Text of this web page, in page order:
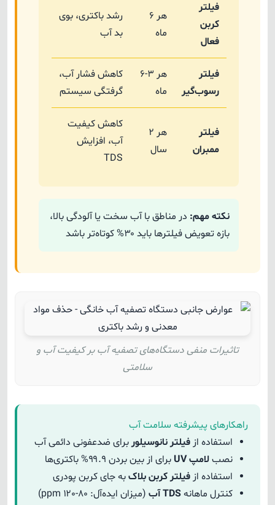
فیلتر
کربن
فعال
هر ۶
ماه
رشد باکتری، بوی
بد آب
فیلتر
رسوب‌گیر
هر ۳-۶
ماه
کاهش فشار آب،
گرفتگی سیستم
فیلتر
ممبران
هر ۲
سال
کاهش کیفیت
آب، افزایش
TDS
نکته مهم: در مناطق با آب سخت یا آلودگی بالا،
بازه تعویض فیلترها باید ۳۰% کوتاه‌تر باشد
تاثیرات منفی دستگاه‌های تصفیه آب بر کیفیت آب و
سلامتی
راهکارهای پیشرفته سلامت آب
استفاده از فیلتر نانوسیلوربرای ضدعفونی دائمی آب
نصبلامپ UV
برای از بین بردن ۹۹.۹% باکتری‌ها
استفاده از فیلتر کربن بلاکبه جای کربن پودری
کنترل ماهانهTDS آب (میزان ایده‌آل: ۸۰-۱۲۰ ppm)